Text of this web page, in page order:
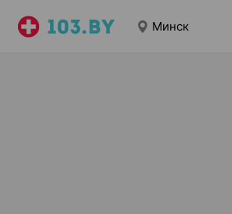
Минск